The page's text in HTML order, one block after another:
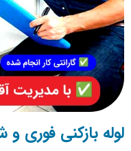
لوله بازکنی فوری و